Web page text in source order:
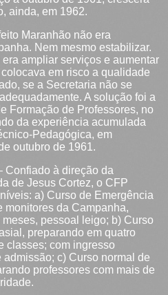
ainda, em 1962.
Maranhão não era
Nem mesmo estabilizar.
ampliar serviços e aumentar
em risco a qualidade
se a Secretaria não se
A solução foi a
Formação de Professores, no
da experiência acumulada
Pedagógica, em
outubro de 1961.
Confiado à direção da
de Jesus Cortez, o CFP
a) Curso de Emergência
monitores da Campanha,
pessoal leigo; b) Curso
preparando em quatro
classes; com ingresso
admissão; c) Curso normal de
professores com mais de